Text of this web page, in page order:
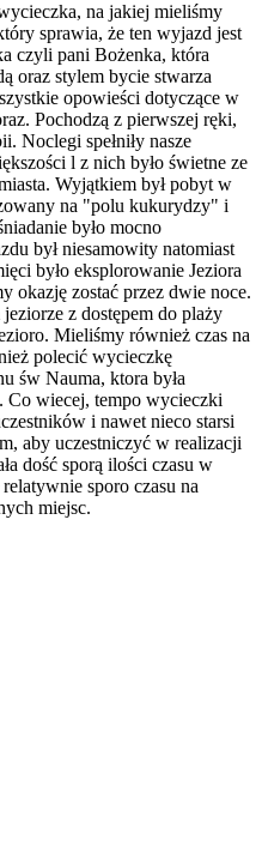
na jakiej mieliśmy
sprawia, że ten wyjazd jest
czyli pani Bożenka, która
oraz stylem bycie stwarza
opowieści dotyczące w
Pochodzą z pierwszej ręki,
Noclegi spełniły nasze
l z nich było świetne ze
Wyjątkiem był pobyt w
na "polu kukurydzy" i
było mocno
był niesamowity natomiast
było eksplorowanie Jeziora
okazję zostać przez dwie noce.
z dostępem do plaży
Mieliśmy również czas na
polecić wycieczkę
św Nauma, ktora była
Co wiecej, tempo wycieczki
i nawet nieco starsi
aby uczestniczyć w realizacji
dość sporą ilości czasu w
sporo czasu na
miejsc.